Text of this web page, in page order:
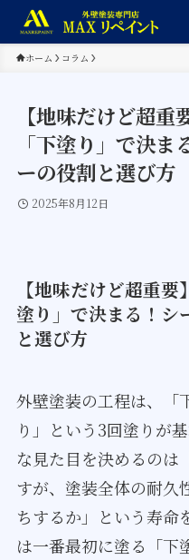
ホーム コラム
【地味だけど超
「下塗り」で決
ーの役割と選び方
2025年8月12日
【地味だけど超重
塗り」で決まる！シ
と選び方
外壁塗装の工程は、「
り」という3回塗りが
な見た目を決めるのは
すが、塗装全体の耐久
ちするか」という寿命
は一番最初に塗る「下